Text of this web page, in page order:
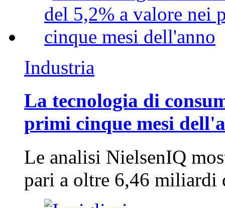
Industria
La tecnologia di
primi cinque mesi
Le analisi NielsenIQ
pari a oltre 6,46